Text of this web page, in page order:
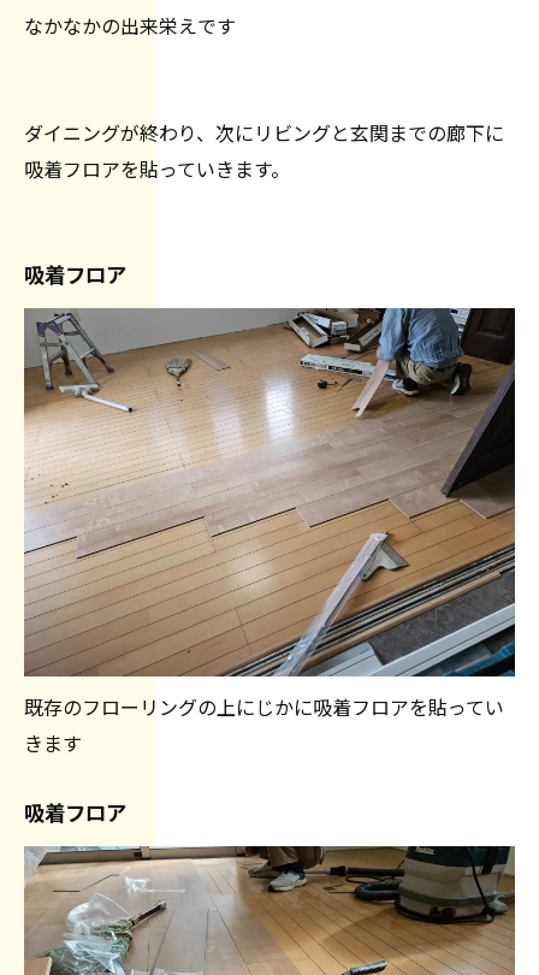
なかなかの出来栄えです
ダイニングが終わり、次にリビングと玄関までの廊下に
吸着フロアを貼っていきます。
吸着フロア
既存のフローリングの上にじかに吸着フロアを貼ってい
きます
吸着フロア